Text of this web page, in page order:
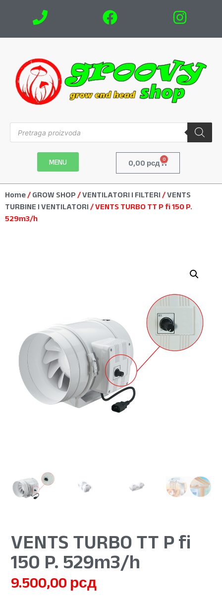
MENU 0,00 рсд 0
Home / GROW SHOP /VENTILATORI I FILTERI /VENTS
TURBINE I VENTILATORI / VENTS TURBO TT P fi 150 P.
529m3/h
VENTS TURBO TT P fi
150 P. 529m3/h
9.500,00 рсд